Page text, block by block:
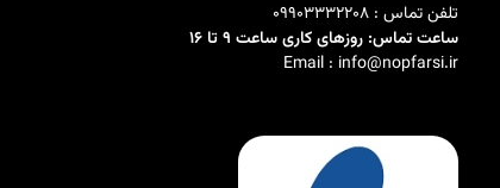
تلفن تماس : 09903332208
ساعت تماس: روزهای کاری ساعت 9 تا 16
Email : info@nopfarsi.ir